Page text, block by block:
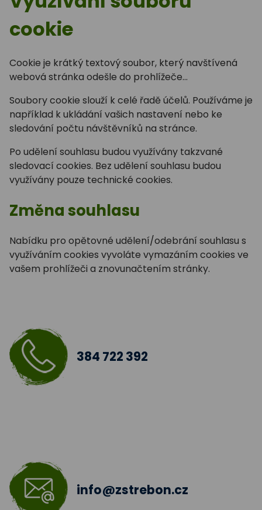
cookie
Cookie je krátký textový soubor, který navštívená
webová stránka odešle do prohlížeče...
Soubory cookie slouží k celé řadě účelů. Používáme je
například k ukládání vašich nastavení nebo ke
sledování počtu návštěvníků na stránce.
Po udělení souhlasu budou využívány takzvané
sledovací cookies. Bez udělení souhlasu budou
využívány pouze technické cookies.
Změna souhlasu
Nabídku pro opětovné udělení/odebrání souhlasu s
využíváním cookies vyvoláte vymazáním cookies ve
vašem prohlížeči a znovunačtením stránky.
384 722 392
info@zstrebon.cz